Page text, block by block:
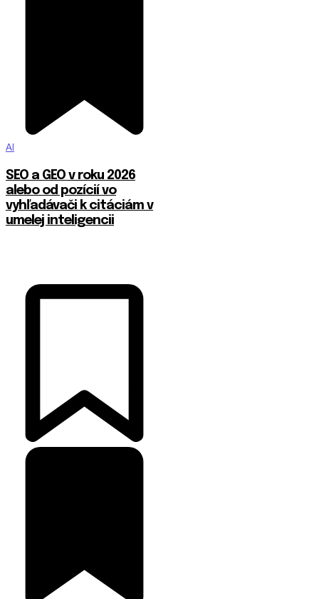
AI
SEO a GEO v roku 2026
alebo od pozícií vo
vyhľadávači k citáciám v
umelej inteligencii